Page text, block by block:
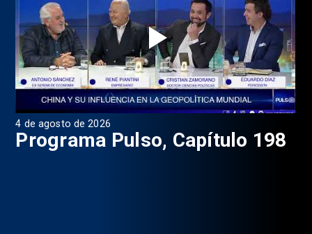
4 de agosto de 2026
Programa Pulso, Capítulo 198